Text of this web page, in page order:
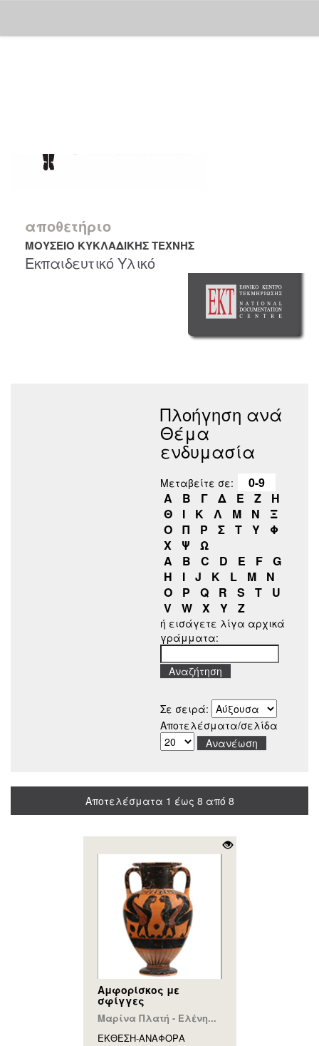
αποθετήριο
ΜΟΥΣΕΙΟ ΚΥΚΛΑΔΙΚΗΣ ΤΕΧΝΗΣ
Εκπαιδευτικό Υλικό
Πλοήγηση ανά
Θέμα
ενδυμασία
Μεταβείτε σε:
0-9
Α
Β Γ Δ Ε Ζ
Η
Θ
Ι Κ Λ Μ Ν
Ξ
Ο
Π Ρ Σ Τ Υ
Φ
Χ
Ψ
Ω
A
B C D E F
G
H
I J K L M
N
O
P Q R S T
U
V
W X Y Z
ή εισάγετε λίγα αρχικά
γράμματα:
Σε σειρά:
Αποτελέσματα/σελίδα
Αποτελέσματα 1 έως 8 από 8
Αμφορίσκος με
σφίγγες
Μαρίνα Πλατή - Ελένη...
ΕΚΘΕΣΗ-ΑΝΑΦΟΡA